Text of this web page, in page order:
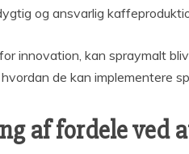
og ansvarlig
innovation, kan spraymalt
de kan implementere
af fordele ved